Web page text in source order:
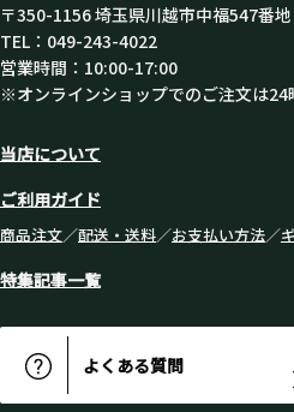
〒350-1156 埼玉県川越市中福547番地
TEL：049-243-4022
営業時間：10:00-17:00
※オンラインショップでのご注文は24
当店について
ご利用ガイド
商品注文／配送・送料／お支払い方法／
特集記事一覧
よくある質問